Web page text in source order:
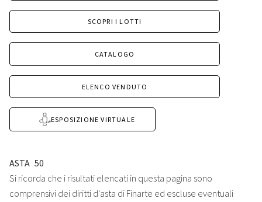
SCOPRI I LOTTI
CATALOGO
ELENCO VENDUTO
ESPOSIZIONE VIRTUALE
ASTA 50
Si ricorda che i risultati elencati in questa pagina sono
comprensivi dei diritti d'asta di Finarte ed escluse eventuali